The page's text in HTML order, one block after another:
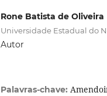
Rone Batista de Oliveira
Universidade Estadual do
Autor
Palavras-chave: